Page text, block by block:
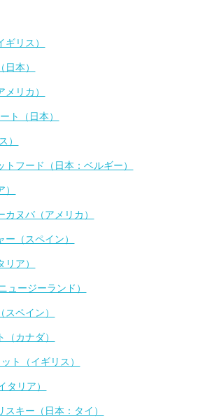
リス）
日本）
リカ）
ト（日本）
）
トフード（日本：ベルギー）
カヌバ（アメリカ）
（スペイン）
ア）
ュージーランド）
ペイン）
カナダ）
ト（イギリス）
タリア）
スキー（日本：タイ）